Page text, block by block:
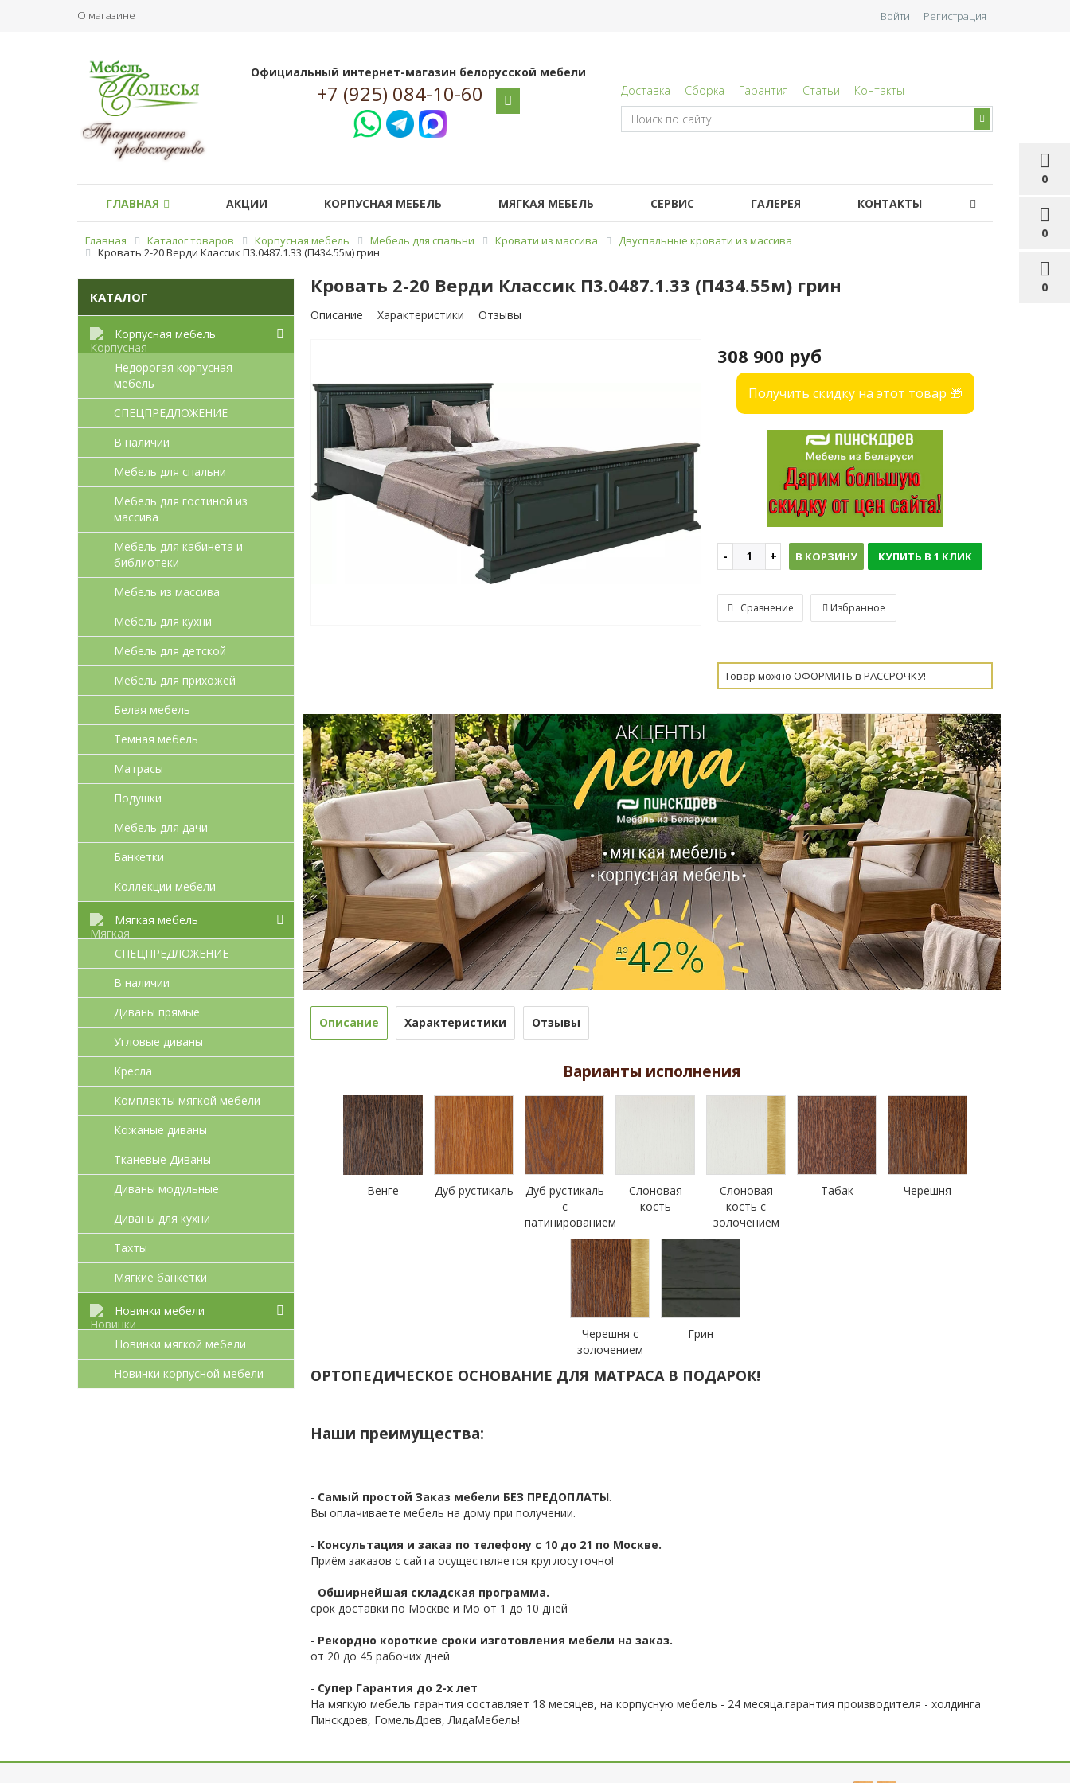
О магазине
0
0
0
Войти Регистрация
Официальный интернет-магазин белорусской мебели
+7 (925) 084-10-60 Доставка Сборка Гарантия Статьи Контакты
ГЛАВНАЯ АКЦИИ КОРПУСНАЯ МЕБЕЛЬ МЯГКАЯ МЕБЕЛЬ СЕРВИС ГАЛЕРЕЯ КОНТАКТЫ
Главная Каталог товаров Корпусная мебель Мебель для спальни Кровати из массива
Двуспальные кровати из массива
Кровать 2-20 Верди Классик П3.0487.1.33 (П434.55м) грин
КАТАЛОГ
Корпусная мебель
Недорогая корпусная
мебель
СПЕЦПРЕДЛОЖЕНИЕ
В наличии
Мебель для спальни
Мебель для гостиной из
массива
Мебель для кабинета и
библиотеки
Мебель из массива
Мебель для кухни
Мебель для детcкой
Мебель для прихожей
Белая мебель
Темная мебель
Матрасы
Подушки
Мебель для дачи
Банкетки
Коллекции мебели
Мягкая мебель
СПЕЦПРЕДЛОЖЕНИЕ
В наличии
Диваны прямые
Угловые диваны
Кресла
Комплекты мягкой мебели
Кожаные диваны
Тканевые Диваны
Диваны модульные
Диваны для кухни
Тахты
Мягкие банкетки
Новинки мебели
Новинки мягкой мебели
Новинки корпусной мебели
Кровать 2-20 Верди Классик П3.0487.1.33 (П434.55м) грин
Описание Характеристики Отзывы
308 900 руб
Получить скидку на этот товар 🎁
В КОРЗИНУ КУПИТЬ В 1 КЛИК
Сравнение Избранное
Товар можно ОФОРМИТЬ в РАССРОЧКУ!
Описание Характеристики Отзывы
Варианты исполнения
Венге Дуб рустикаль
Дуб рустикаль
с
патинированием
Слоновая
кость
Слоновая
кость с
золочением
Табак Черешня
Черешня с
золочением
Грин
ОРТОПЕДИЧЕСКОЕ ОСНОВАНИЕ ДЛЯ МАТРАСА В ПОДАРОК!
Наши преимущества:
- Самый простой Заказ мебели БЕЗ ПРЕДОПЛАТЫ.
Вы оплачиваете мебель на дому при получении.
- Консультация и заказ по телефону с 10 до 21 по Москве.
Приём заказов с сайта осуществляется круглосуточно!
- Обширнейшая складская программа.
срок доставки по Москве и Мо от 1 до 10 дней
- Рекордно короткие сроки изготовления мебели на заказ.
от 20 до 45 рабочих дней
- Супер Гарантия до 2-х лет
На мягкую мебель гарантия составляет 18 месяцев, на корпусную мебель - 24 месяца.гарантия производителя - холдинга
Пинскдрев, ГомельДрев, ЛидаМебель!